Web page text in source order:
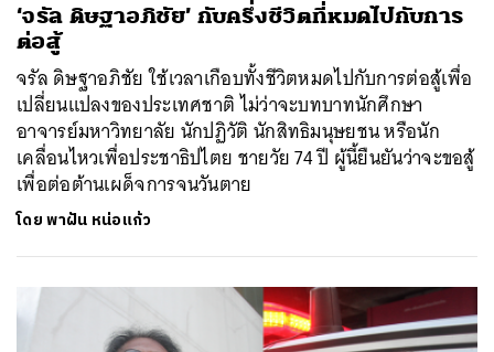
‘จรัล ดิษฐาอภิชัย’ กับครึ่งชีวิตที่หมดไปกับการ
ต่อสู้
จรัล ดิษฐาอภิชัย ใช้เวลาเกือบทั้งชีวิตหมดไปกับการต่อสู้เพื่อ
เปลี่ยนแปลงของประเทศชาติ ไม่ว่าจะบทบาทนักศึกษา
อาจารย์มหาวิทยาลัย นักปฏิวัติ นักสิทธิมนุษยชน หรือนัก
เคลื่อนไหวเพื่อประชาธิปไตย ชายวัย 74 ปี ผู้นี้ยืนยันว่าจะขอสู้
เพื่อต่อต้านเผด็จการจนวันตาย
โดยพาฝัน หน่อแก้ว